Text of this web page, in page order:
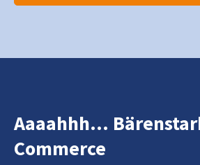
Aaaahhh...
Commerce